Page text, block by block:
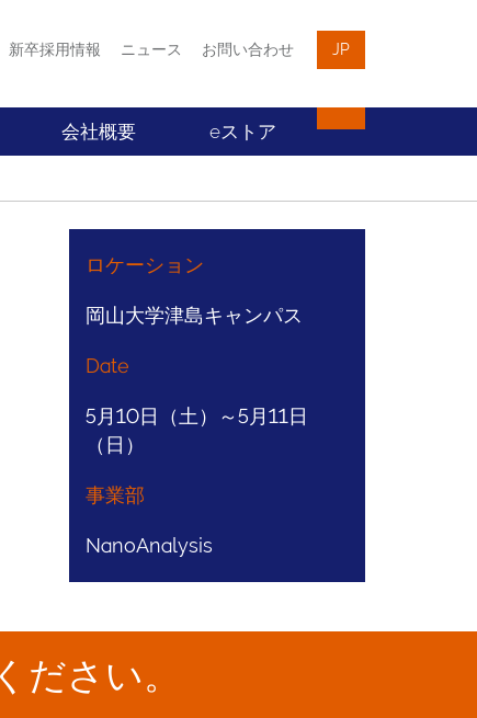
新卒採用情報 ニュース お問い合わせ JP
会社概要 eストア
ロケーション
岡山大学津島キャンパス
Date
5月10日（土）～5月11日
（日）
事業部
NanoAnalysis
さい。